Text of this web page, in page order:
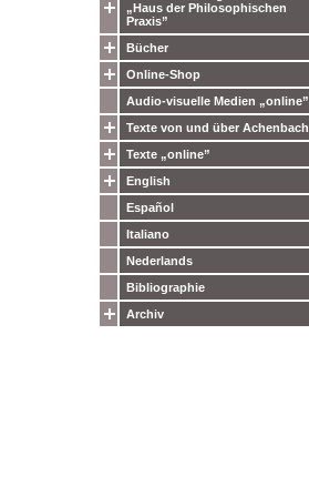
„Haus der Philosophischen
Praxis”
Bücher
Online-Shop
Audio-visuelle Medien „online”
Texte von und über Achenbach
Texte „online”
English
Español
Italiano
Nederlands
Bibliographie
Archiv